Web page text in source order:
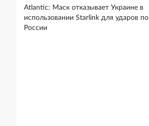
Atlantic: Маск отказывает Украине в
использовании Starlink для ударов по
России